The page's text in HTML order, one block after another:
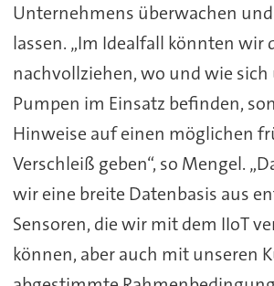
Unternehmens überwachen
lassen. „Im Idealfall könnten
nachvollziehen, wo und wie sich
Pumpen im Einsatz befinden,
Hinweise auf einen möglichen
Verschleiß geben“, so Mengel.
wir eine breite Datenbasis aus
Sensoren, die wir mit dem IIoT
können, aber auch mit unseren